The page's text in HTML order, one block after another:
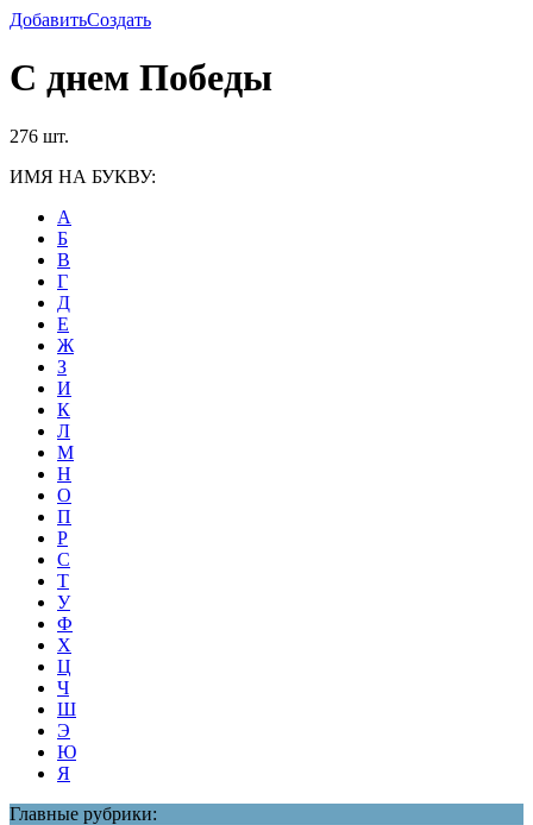
ДобавитьСоздать
С днем Победы
276 шт.
ИМЯ НА БУКВУ:
А
Б
В
Г
Д
Е
Ж
З
И
К
Л
М
Н
О
П
Р
С
Т
У
Ф
Х
Ц
Ч
Ш
Э
Ю
Я
Главные рубрики: